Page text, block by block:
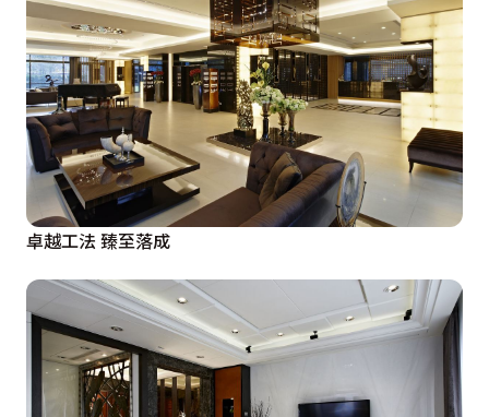
卓越工法 臻至落成